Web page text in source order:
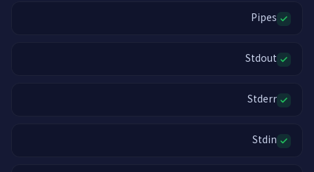
Pipes
Stdout
Stderr
Stdin